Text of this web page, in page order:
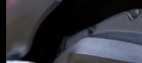
Jön még kép!